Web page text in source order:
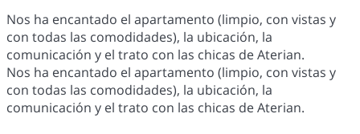
Nos ha encantado el apartamento (limpio, con vistas y
con todas las comodidades), la ubicación, la
comunicación y el trato con las chicas de Aterian.
Nos ha encantado el apartamento (limpio, con vistas y
con todas las comodidades), la ubicación, la
comunicación y el trato con las chicas de Aterian.